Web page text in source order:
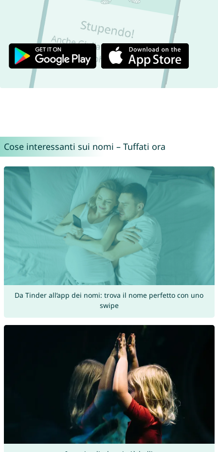
Cose interessanti sui nomi – Tuffati ora
Da Tinder all’app dei nomi: trova il nome perfetto con uno
swipe